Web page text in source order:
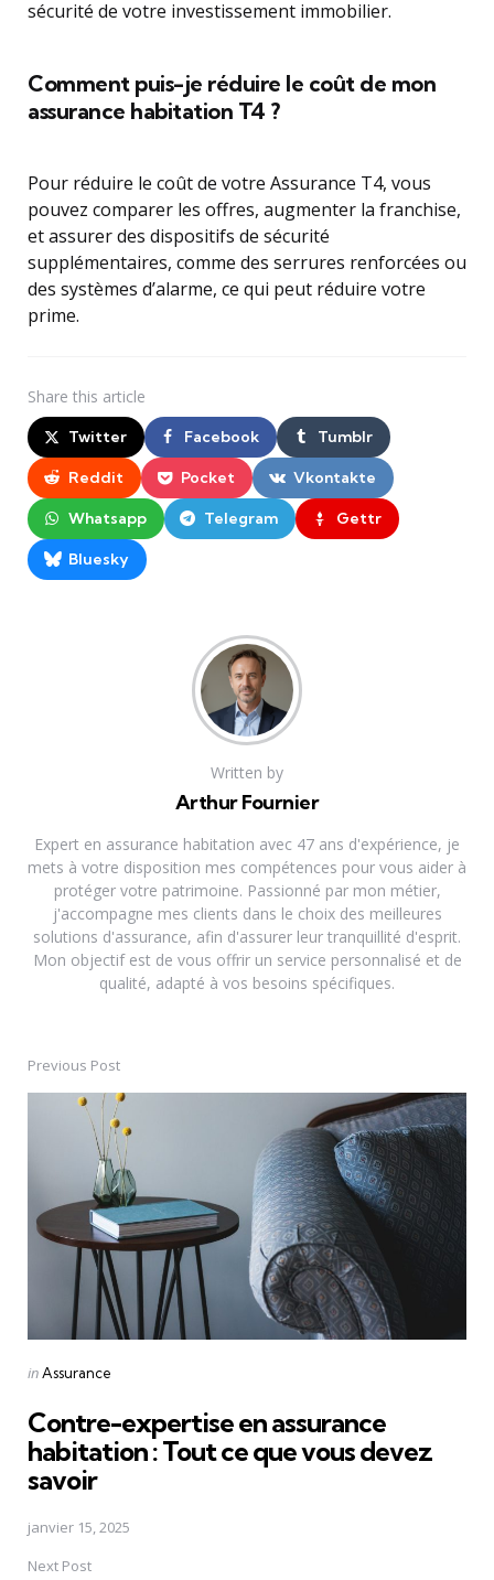
sécurité de votre investissement immobilier.
Comment puis-je réduire le coût de mon
assurance habitation T4 ?
Pour réduire le coût de votre Assurance T4, vous
pouvez comparer les offres, augmenter la franchise,
et assurer des dispositifs de sécurité
supplémentaires, comme des serrures renforcées ou
des systèmes d’alarme, ce qui peut réduire votre
prime.
Share this article
Twitter Facebook Tumblr
Reddit Pocket Vkontakte
Whatsapp Telegram Gettr
Bluesky
Written by
Arthur Fournier
Expert en assurance habitation avec 47 ans d'expérience, je
mets à votre disposition mes compétences pour vous aider à
protéger votre patrimoine. Passionné par mon métier,
j'accompagne mes clients dans le choix des meilleures
solutions d'assurance, afin d'assurer leur tranquillité d'esprit.
Mon objectif est de vous offrir un service personnalisé et de
qualité, adapté à vos besoins spécifiques.
Post
navigation
Previous Post
Posted
inAssurance
Contre-expertise en assurance
habitation : Tout ce que vous devez
savoir
janvier 15, 2025
Next Post